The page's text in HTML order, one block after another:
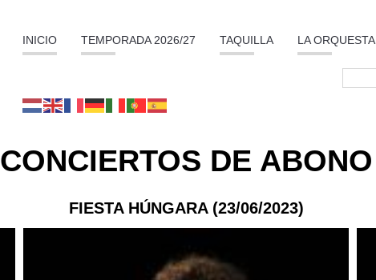
INICIO TEMPORADA 2026/27 TAQUILLA LA ORQUESTA
CONCIERTOS DE ABONO
FIESTA HÚNGARA (23/06/2023)